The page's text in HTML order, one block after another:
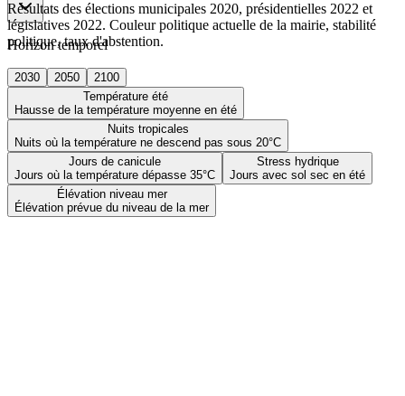
Horizon temporel
2030 2050
2100
Température été
Hausse de la température moyenne en été
Nuits tropicales
Nuits où la température ne descend pas sous 20°C
Jours de canicule
Jours où la température dépasse 35°C
Stress hydrique
Jours avec sol sec en été
Élévation niveau mer
Élévation prévue du niveau de la mer
Résultats des élections municipales 2020, présidentielles 2022 et
législatives 2022. Couleur politique actuelle de la mairie, stabilité
politique, taux d'abstention.